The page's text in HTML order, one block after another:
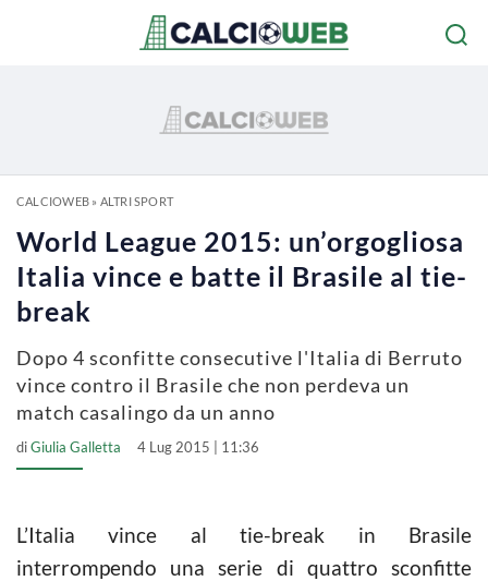
CALCIOWEB» ALTRI SPORT
World League 2015: un’orgogliosa
Italia vince e batte il Brasile al tie-
break
Dopo 4 sconfitte consecutive l'Italia di Berruto
vince contro il Brasile che non perdeva un
match casalingo da un anno
diGiulia Galletta 4 Lug 2015 | 11:36
L’Italia vince al tie-break in Brasile
interrompendo una serie di quattro sconfitte